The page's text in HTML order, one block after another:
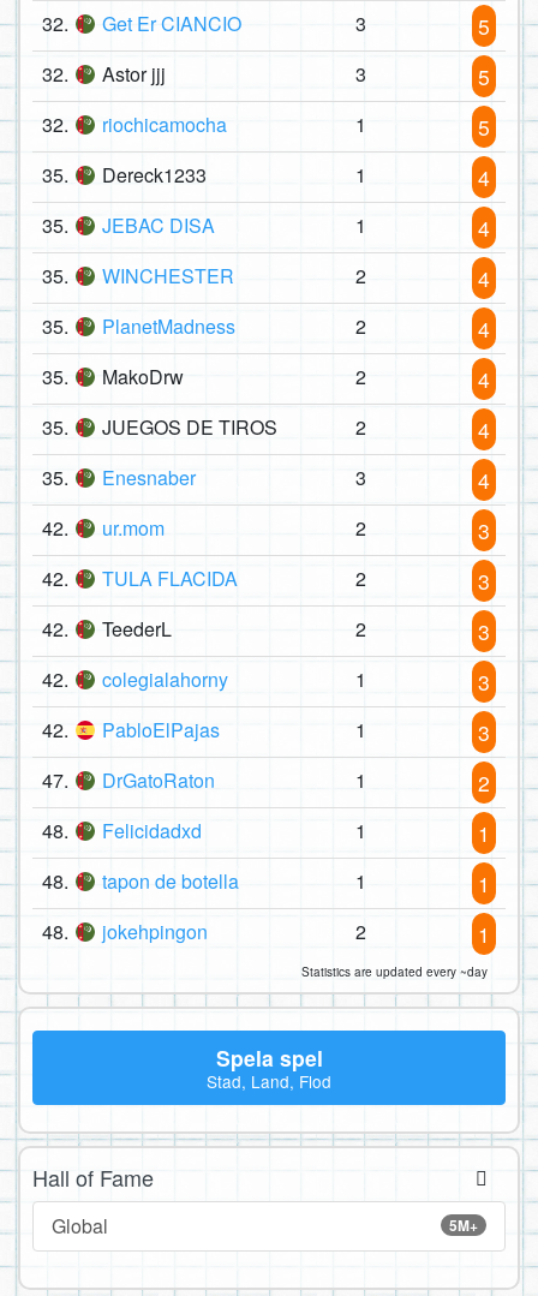
32. Get Er CIANCIO 3 5
32. Astor jjj 3 5
32. riochicamocha 1 5
35. Dereck1233 1 4
35. JEBAC DISA 1 4
35. WINCHESTER 2 4
35. PlanetMadness 2 4
35. MakoDrw 2 4
35. JUEGOS DE TIROS 2 4
35. Enesnaber 3 4
42. ur.mom 2 3
42. TULA FLACIDA 2 3
42. TeederL 2 3
42. colegialahorny 1 3
42. PabloElPajas 1 3
47. DrGatoRaton 1 2
48. Felicidadxd 1 1
48. tapon de botella 1 1
48. jokehpingon 2 1
Statistics are updated every ~day
Spela spel
Stad, Land, Flod
Hall of Fame
5M+
Global